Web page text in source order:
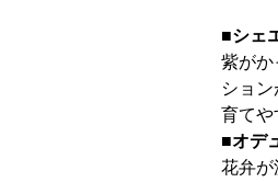
■シェ
紫が
ショ
育てや
■オデ
花弁